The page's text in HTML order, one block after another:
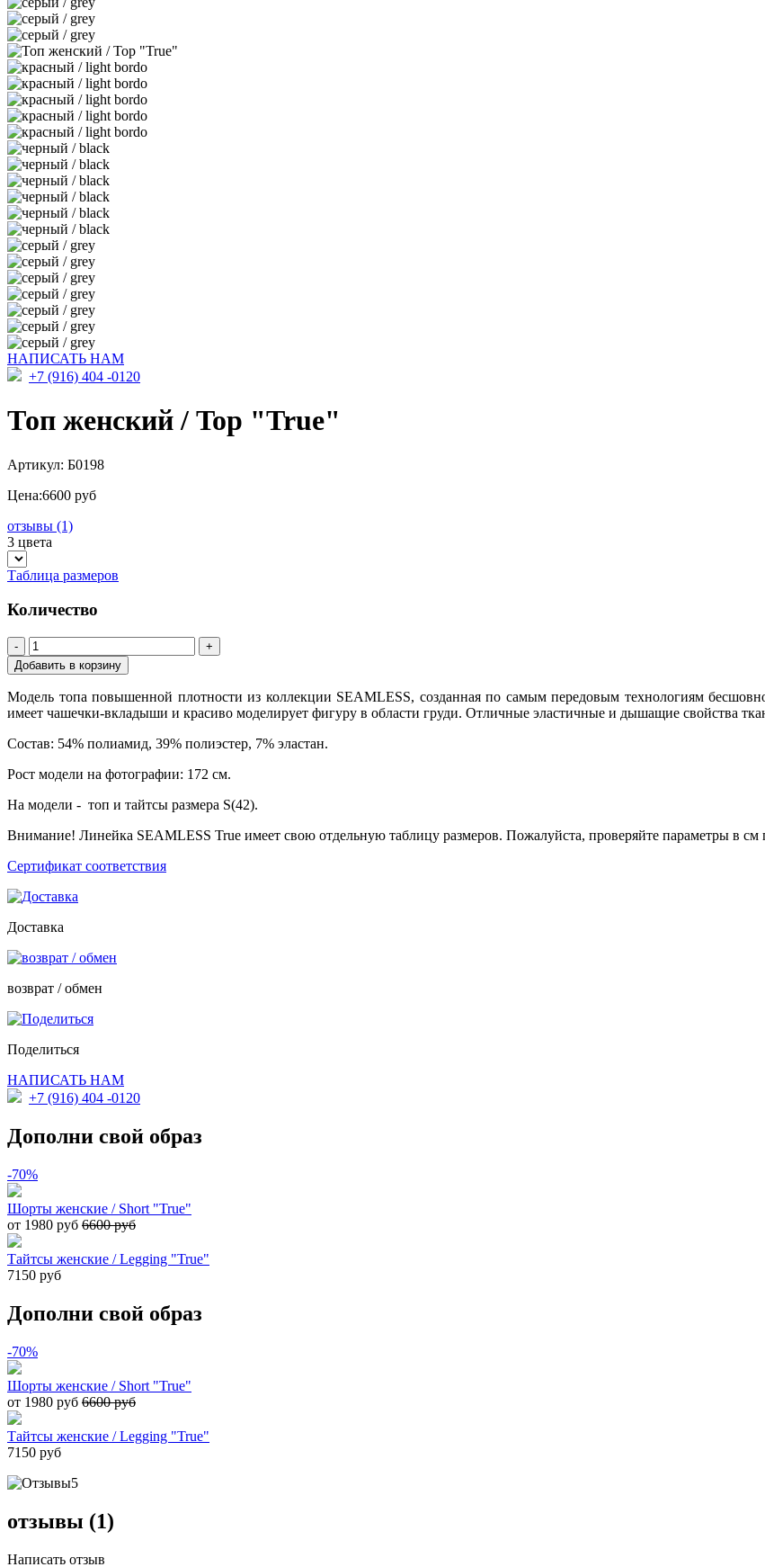
НАПИСАТЬ НАМ
+7 (916) 404 -0120
Топ женский / Top "True"
Артикул: Б0198
Цена:6600 руб
отзывы (1)
3 цвета
Таблица размеров
Количество
- +
Модель топа повышенной плотности из коллекции SEAMLESS, созданная по самым передовым технологиям
имеет чашечки-вкладыши и красиво моделирует фигуру в области груди. Отличные эластичные и дышащие свойства
Состав: 54% полиамид, 39% полиэстер, 7% эластан.
Рост модели на фотографии: 172 см.
На модели - топ и тайтсы размера S(42).
Внимание! Линейка SEAMLESS True имеет свою отдельную таблицу размеров. Пожалуйста, проверяйте параметры в см
Сертификат соответствия
Доставка
возврат / обмен
Поделиться
НАПИСАТЬ НАМ
+7 (916) 404 -0120
Дополни свой образ
-70%
Шорты женские / Short "True"
от 1980 руб 6600 руб
Тайтсы женские / Legging "True"
7150 руб
Дополни свой образ
-70%
Шорты женские / Short "True"
от 1980 руб 6600 руб
Тайтсы женские / Legging "True"
7150 руб
5
отзывы (1)
Написать отзыв